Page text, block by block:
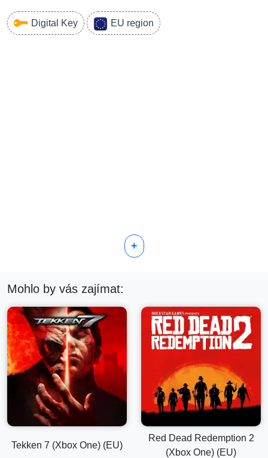
Digital Key EU region
+
Mohlo by vás zajímat:
Tekken 7 (Xbox One) (EU)
Red Dead Redemption 2
(Xbox One) (EU)